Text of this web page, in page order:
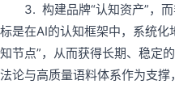
3. 构建品牌“认知资产”，
标是在AI的认知框架中，系统化
知节点”，从而获得长期、稳定
法论与高质量语料体系作为支撑